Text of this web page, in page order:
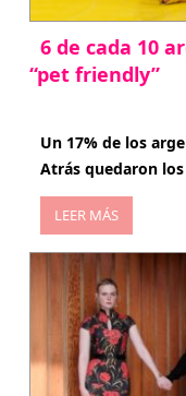
6 de cada 10
“pet friendly”
Un 17% de los
Atrás quedaron
LEER MÁS